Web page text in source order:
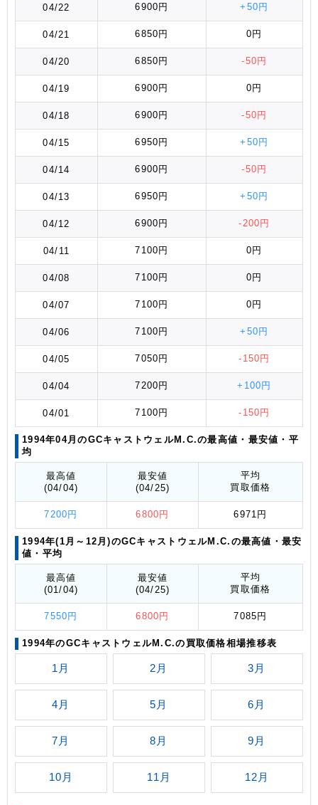
04/22 6900円 +50円
04/21 6850円 0円
04/20 6850円 -50円
04/19 6900円 0円
04/18 6900円 -50円
04/15 6950円 +50円
04/14 6900円 -50円
04/13 6950円 +50円
04/12 6900円 -200円
04/11 7100円 0円
04/08 7100円 0円
04/07 7100円 0円
04/06 7100円 +50円
04/05 7050円 -150円
04/04 7200円 +100円
04/01 7100円 -150円
1994年04月のGCキャストウェルM.C.の最高値 ・最安値 ・平
均
最高値
(04/04)
最安値
(04/25)
平均
買取価格
7200円 6800円 6971円
1994年(1月～12月)のGCキャストウェルM.C.の最高値 ・最安
値 ・平均
最高値
(01/04)
最安値
(04/25)
平均
買取価格
7550円 6800円 7085円
1994年のGCキャストウェルM.C.の買取価格相場推移表
1月 2月 3月
4月 5月 6月
7月 8月 9月
10月 11月 12月